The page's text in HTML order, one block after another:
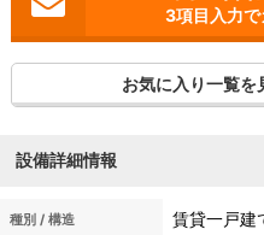
3項目入力
お気に入り一覧を
設備詳細情報
種別 / 構造 賃貸一戸建